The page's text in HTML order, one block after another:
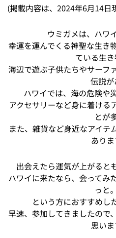
(掲載内容は、2024年6月14日
ウミガメは、ハワ
幸運を運んでくる神聖な生き
ている生き
海辺で遊ぶ子供たちやサーフ
伝説が
ハワイでは、海の危険や
アクセサリーなど身に着ける
とが
また、雑貨など身近なアイテ
ありま
出会えたら運気が上がると
ハワイに来たなら、会ってみ
っと
という方におすすめし
早速、参加してきましたので
思いま